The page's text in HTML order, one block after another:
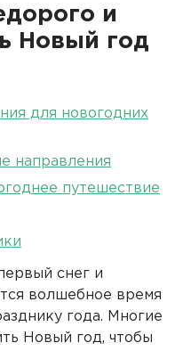
и
Новый год
для новогодних
направления
путешествие
снег и
волшебное время
года. Многие
Новый год, чтобы